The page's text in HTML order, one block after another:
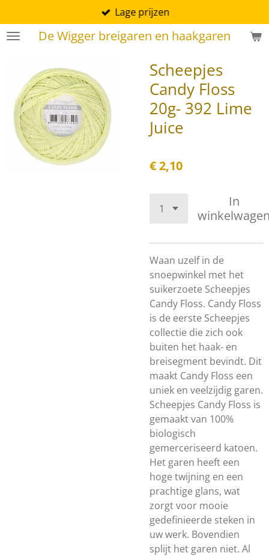
direct
naar
hoofdinhoud
De Wigger breigaren en haakgaren
Lage prijzen
Scheepjes
Candy Floss
20g- 392 Lime
Juice
€ 2,10
In
Waan uzelf in de
snoepwinkel met het
suikerzoete Scheepjes
Candy Floss. Candy Floss
is de eerste Scheepjes
collectie die zich ook
buiten het haak- en
breisegment bevindt. Dit
maakt Candy Floss een
uniek en veelzijdig garen.
Scheepjes Candy Floss is
gemaakt van 100%
biologisch
gemerceriseerd katoen.
Het garen heeft een
hoge twijning en een
prachtige glans, wat
zorgt voor mooie
gedefinieerde steken in
uw werk. Bovendien
splijt het garen niet. Al